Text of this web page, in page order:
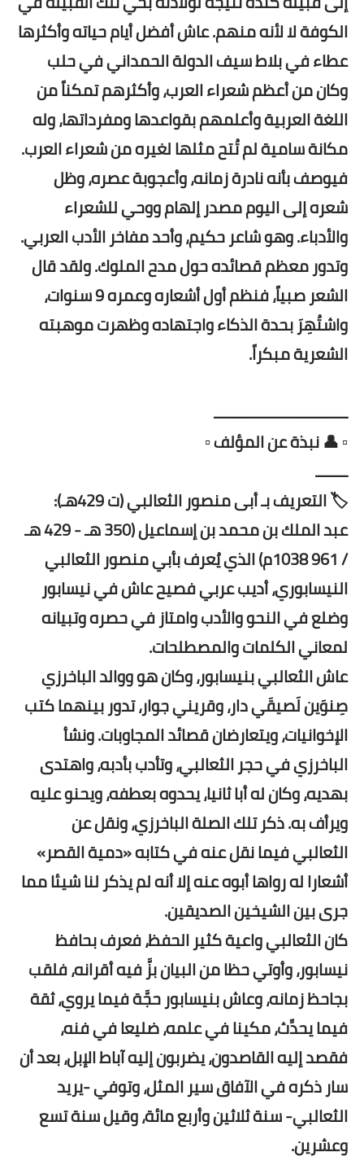
الكوفة لا لأنه منهم. عاش أفضل أيام حياته وأكثرها
عطاء في بلاط سيف الدولة الحمداني في حلب
وكان من أعظم شعراء العرب، وأكثرهم تمكناً من
اللغة العربية وأعلمهم بقواعدها ومفرداتها، وله
مكانة سامية لم تُتح مثلها لغيره من شعراء العرب.
فيوصف بأنه نادرة زمانه، وأعجوبة عصره،وظل
شعره إلى اليوم مصدر إلهام ووحي للشعراء
والأدباء. وهو شاعر حكيم، وأحد مفاخر الأدب العربي.
وتدور معظم قصائده حول مدح الملوك. ولقد قال
الشعر صبياً، فنظم أول أشعاره وعمره 9 سنوات،
واشتُهِرَ بحدة الذكاء واجتهاده وظهرت موهبته
الشعرية مبكراً.
ـــــــــــــــــــــــــــــــــ
▫️ 👤 نبذة عن المؤلف ▫️
ــــــــ
🏷️ التعريف بـ أبى منصور الثعالبي (ت 429هـ):
عبد الملك بن محمد بن إسماعيل (350 هـ - 429 هـ
/ 961 1038م) الذي يُعرف بأبي منصور الثعالبي
النيسابوري، أديب عربي فصيح عاش في نيسابور
وضلع في النحو والأدب وامتاز في حصره وتبيانه
لمعاني الكلمات والمصطلحات.
عاش الثعالبي بنيسابور، وكان هو ووالد الباخرزي
صِنوَين لَصيقَي دار، وقريني جوار، تدور بينهما كتب
الإخوانيات، ويتعارضان قصائد المجاوبات. ونشأ
الباخرزي في حجر الثعالبي، وتأدب بأدبه، واهتدى
بهديه، وكان له أبا ثانيا، يحدوه بعطفه، ويحنو عليه
ويرأف به. ذكر تلك الصلة الباخرزي، ونقل عن
الثعالبي فيما نقل عنه في كتابه «دمية القصر»
أشعارا له رواها أبوه عنه إلا أنه لم يذكر لنا شيئا مما
جرى بين الشيخين الصديقين.
كان الثعالبي واعية كثير الحفظ، فعرف بحافظ
نيسابور، وأوتي حظا من البيان بزَّ فيه أقرانه، فلقب
بجاحظ زمانه، وعاش بنيسابور حجَّة فيما يروي، ثقة
فيما يحدِّث، مكينا في علمه، ضليعا في فنه،
فقصد إليه القاصدون، يضربون إليه آباط الإبل، بعد أن
سار ذكره في الآفاق سير المثل، وتوفي -يريد
الثعالبي- سنة ثلاثين وأربع مائة، وقيل سنة تسع
وعشرين.